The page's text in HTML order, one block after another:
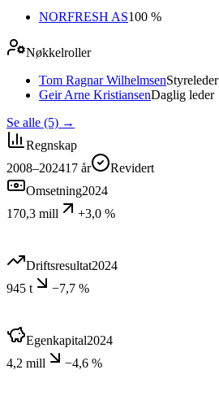
NORFRESH AS100 %
Nøkkelroller
Tom Ragnar WilhelmsenStyreleder
Geir Arne KristiansenDaglig leder
Se alle (5) →
Regnskap
2008–202417 år
Revidert
Omsetning2024
170,3 mill
+3,0 %
Driftsresultat2024
945 t
−7,7 %
Egenkapital2024
4,2 mill
−4,6 %